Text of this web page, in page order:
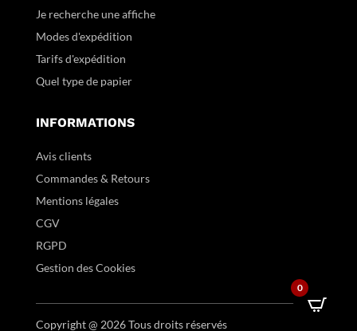
Je recherche une affiche
Modes d'expédition
Tarifs d'expédition
Quel type de papier
INFORMATIONS
Avis clients
Commandes & Retours
Mentions légales
CGV
RGPD
Gestion des Cookies
Copyright @ 2026 Tous droits réservés
0